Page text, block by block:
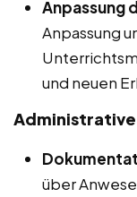
Anpassung
Anpassung
und neuen
über